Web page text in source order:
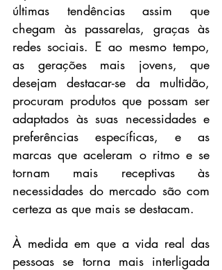
últimas tendências assim que
chegam às passarelas, graças às
redes sociais. E ao mesmo tempo,
as gerações mais jovens, que
desejam destacar-se da multidão,
procuram produtos que possam ser
adaptados às suas necessidades e
preferências específicas, e as
marcas que aceleram o ritmo e se
tornam mais receptivas às
necessidades do mercado são com
certeza as que mais se destacam.
À medida em que a vida real das
pessoas se torna mais interligada